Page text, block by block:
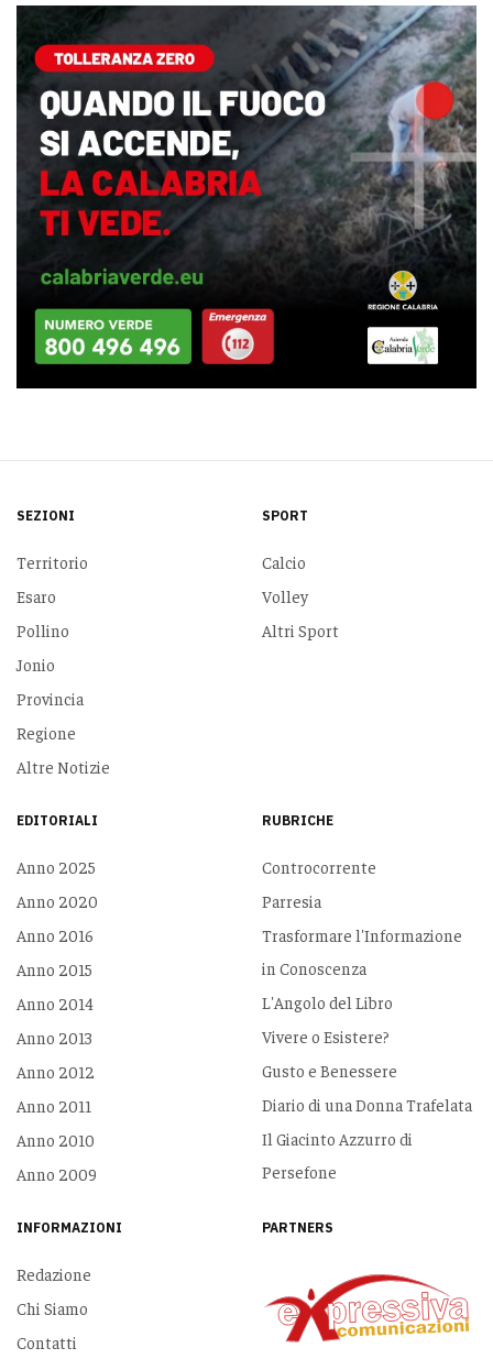
SEZIONI
Territorio
Esaro
Pollino
Jonio
Provincia
Regione
Altre Notizie
SPORT
Calcio
Volley
Altri Sport
EDITORIALI
Anno 2025
Anno 2020
Anno 2016
Anno 2015
Anno 2014
Anno 2013
Anno 2012
Anno 2011
Anno 2010
Anno 2009
RUBRICHE
Controcorrente
Parresia
Trasformare l'Informazione
in Conoscenza
L'Angolo del Libro
Vivere o Esistere?
Gusto e Benessere
Diario di una Donna Trafelata
Il Giacinto Azzurro di
Persefone
INFORMAZIONI
Redazione
Chi Siamo
Contatti
PARTNERS